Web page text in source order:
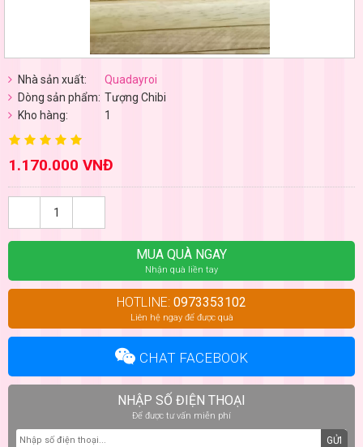
Nhà sản xuất:
Quadayroi
Dòng sản phẩm: Tượng Chibi
Kho hàng:
1
1.170.000 VNĐ
MUA QUÀ NGAY
Nhận quà liền tay
HOTLINE: 0973353102
Liên hệ ngay để được quà
CHAT FACEBOOK
NHẬP SỐ ĐIỆN THOẠI
Để được tư vấn miễn phí
GỬI